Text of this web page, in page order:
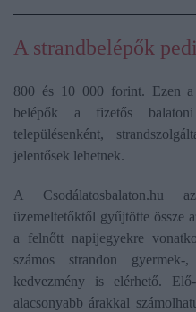
A strandbelépők
800 és 10 000 forint. Ezen a
belépők a fizetős
településenként,
jelentősek lehetnek.
A Csodálatosbalaton.hu
üzemeltetőktől gyűjtötte össze
a felnőtt napijegyekre
számos strandon
kedvezmény is elérhető.
alacsonyabb árakkal